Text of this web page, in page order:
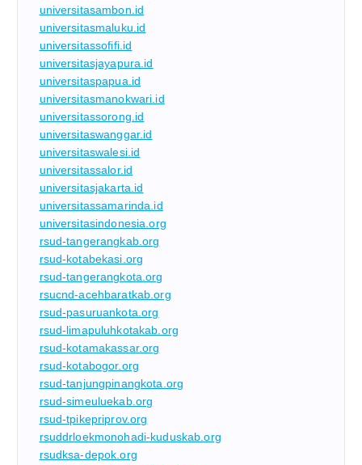
universitasambon.id
universitasmaluku.id
universitassofifi.id
universitasjayapura.id
universitaspapua.id
universitasmanokwari.id
universitassorong.id
universitaswanggar.id
universitaswalesi.id
universitassalor.id
universitasjakarta.id
universitassamarinda.id
universitasindonesia.org
rsud-tangerangkab.org
rsud-kotabekasi.org
rsud-tangerangkota.org
rsucnd-acehbaratkab.org
rsud-pasuruankota.org
rsud-limapuluhkotakab.org
rsud-kotamakassar.org
rsud-kotabogor.org
rsud-tanjungpinangkota.org
rsud-simeuluekab.org
rsud-tpikepriprov.org
rsuddrloekmonohadi-kuduskab.org
rsudksa-depok.org